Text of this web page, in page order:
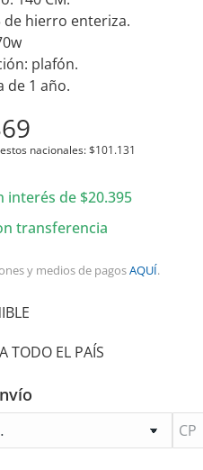
de hierro enteriza.
plafón.
de 1 año.
nacionales:$101.131
interés de $20.395
transferencia
y medios de pagosAQUÍ.
TODO EL PAÍS